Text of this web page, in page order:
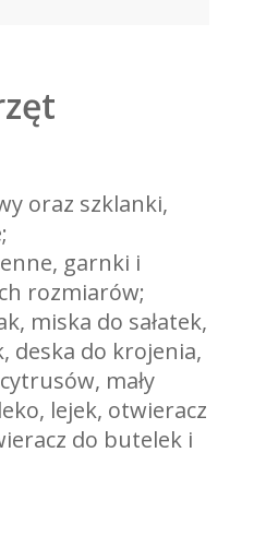
oraz szklanki,
garnki i
rozmiarów;
miska do sałatek,
deska do krojenia,
mały
lejek, otwieracz
do butelek i